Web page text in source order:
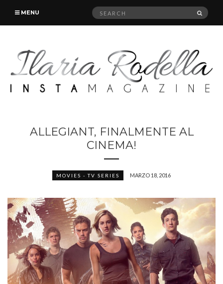
MENU
Search
ALLEGIANT, FINALMENTE AL
CINEMA!
MOVIES - TV SERIES MARZO 18, 2016